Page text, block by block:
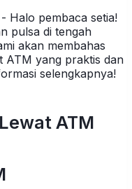
- Halo pembaca setia!
pulsa di tengah
akan membahas
ATM yang praktis dan
selengkapnya!
ATM